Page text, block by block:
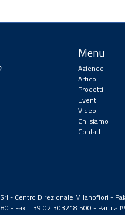
Menu
Aziende
Articoli
Prodotti
Eventi
Video
Chi siamo
Contatti
- Centro Direzionale Milanofiori -
- Fax: +39 02 303218.500 - Partita